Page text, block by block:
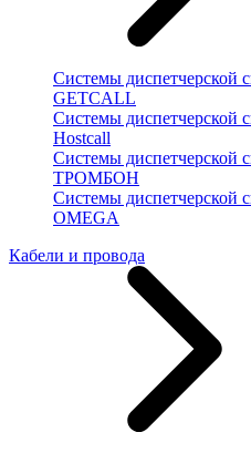
Системы диспетчерской
GETCALL
Системы диспетчерской
Hostcall
Системы диспетчерской
ТРОМБОН
Системы диспетчерской
OMEGA
Кабели и провода